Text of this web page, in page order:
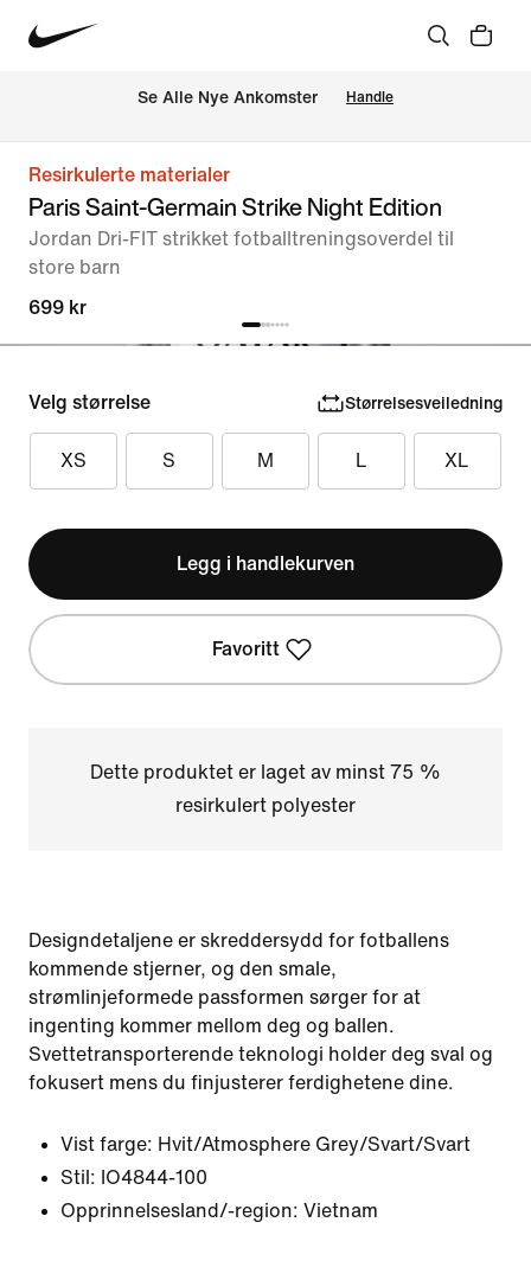
Se Alle Nye Ankomster Handle
Resirkulerte materialer
Paris Saint-Germain Strike Night Edition
Jordan Dri-FIT strikket fotballtreningsoverdel til
store barn
699 kr
Velg størrelse Størrelsesveiledning
XS S M L XL
Legg i handlekurven
Favoritt
Dette produktet er laget av minst 75 %
resirkulert polyester
Designdetaljene er skreddersydd for fotballens
kommende stjerner, og den smale,
strømlinjeformede passformen sørger for at
ingenting kommer mellom deg og ballen.
Svettetransporterende teknologi holder deg sval og
fokusert mens du finjusterer ferdighetene dine.
Vist farge: Hvit/Atmosphere Grey/Svart/Svart
Stil: IO4844-100
Opprinnelsesland/-region: Vietnam